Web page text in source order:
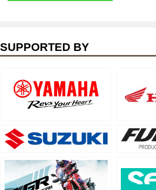
SUPPORTED BY